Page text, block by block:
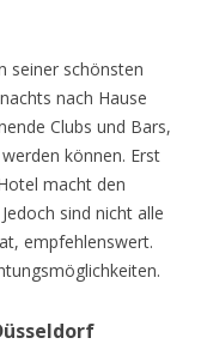
seiner schönsten
nach Hause
Clubs und Bars,
können. Erst
macht den
sind nicht alle
empfehlenswert.